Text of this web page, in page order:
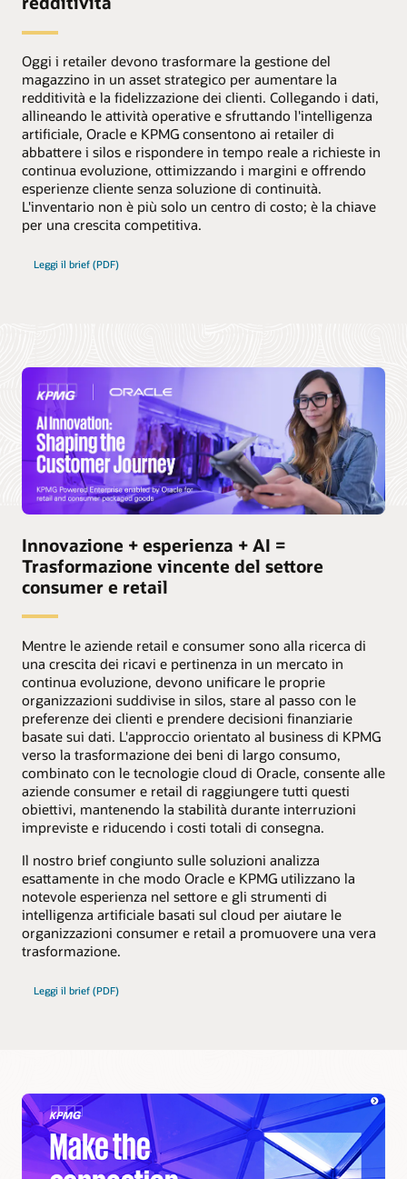
Oggi i retailer devono trasformare la gestione del
magazzino in un asset strategico per aumentare la
redditività e la fidelizzazione dei clienti. Collegando i dati,
allineando le attività operative e sfruttando l'intelligenza
artificiale, Oracle e KPMG consentono ai retailer di
abbattere i silos e rispondere in tempo reale a richieste in
continua evoluzione, ottimizzando i margini e offrendo
esperienze cliente senza soluzione di continuità.
L'inventario non è più solo un centro di costo; è la chiave
per una crescita competitiva.
Leggi il brief (PDF)
Innovazione + esperienza + AI =
Trasformazione vincente del settore
consumer e retail
Mentre le aziende retail e consumer sono alla ricerca di
una crescita dei ricavi e pertinenza in un mercato in
continua evoluzione, devono unificare le proprie
organizzazioni suddivise in silos, stare al passo con le
preferenze dei clienti e prendere decisioni finanziarie
basate sui dati. L'approccio orientato al business di KPMG
verso la trasformazione dei beni di largo consumo,
combinato con le tecnologie cloud di Oracle, consente alle
aziende consumer e retail di raggiungere tutti questi
obiettivi, mantenendo la stabilità durante interruzioni
impreviste e riducendo i costi totali di consegna.
Il nostro brief congiunto sulle soluzioni analizza
esattamente in che modo Oracle e KPMG utilizzano la
notevole esperienza nel settore e gli strumenti di
intelligenza artificiale basati sul cloud per aiutare le
organizzazioni consumer e retail a promuovere una vera
trasformazione.
Leggi il brief (PDF)